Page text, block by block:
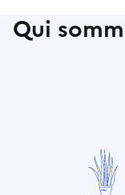
Qui